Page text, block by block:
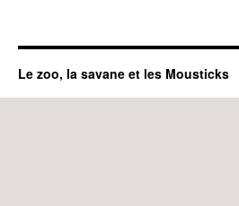
Le zoo, la savane et les Mousticks